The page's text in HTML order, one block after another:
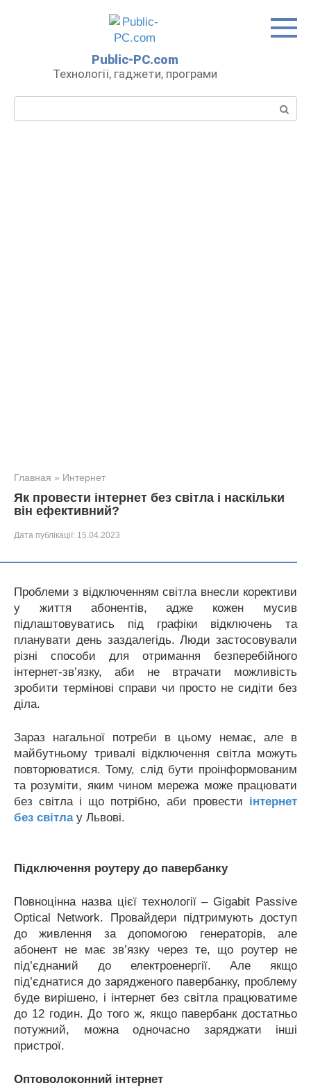
Public-PC.com
Технології, гаджети, програми
Главная » Интернет
Як провести інтернет без світла і наскільки
він ефективний?
Дата публікації: 15.04.2023
Проблеми з відключенням світла внесли корективи
у життя абонентів, адже кожен мусив
підлаштовуватись під графіки відключень та
планувати день заздалегідь. Люди застосовували
різні способи для отримання безперебійного
інтернет-зв’язку, аби не втрачати можливість
зробити термінові справи чи просто не сидіти без
діла.
Зараз нагальної потреби в цьому немає, але в
майбутньому тривалі відключення світла можуть
повторюватися. Тому, слід бути проінформованим
та розуміти, яким чином мережа може працювати
без світла і що потрібно, аби провести інтернет
без світлау Львові.
Підключення роутеру до павербанку
Повноцінна назва цієї технології – Gigabit Passive
Optical Network. Провайдери підтримують доступ
до живлення за допомогою генераторів, але
абонент не має зв’язку через те, що роутер не
під’єднаний до електроенергії. Але якщо
під’єднатися до зарядженого павербанку, проблему
буде вирішено, і інтернет без світла працюватиме
до 12 годин. До того ж, якщо павербанк достатньо
потужний, можна одночасно заряджати інші
пристрої.
Оптоволоконний інтернет